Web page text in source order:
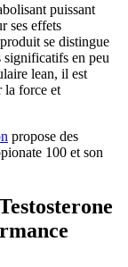
puissant
ses effets
se distingue
significatifs en peu
lean, il est
la force et
propose des
100 et son